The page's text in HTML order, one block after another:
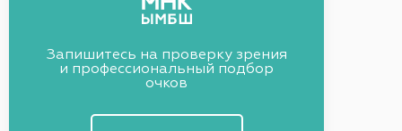
Запишитесь на проверку зрения
и профессиональный подбор
очков